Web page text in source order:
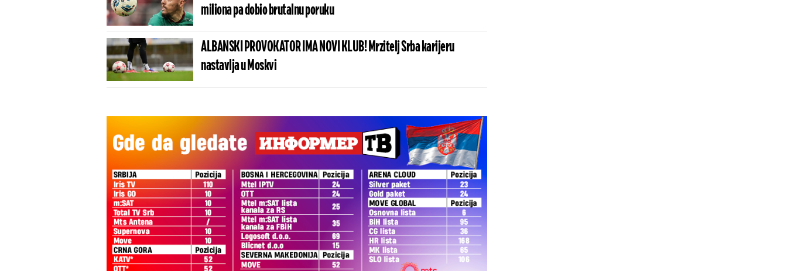
miliona pa dobio brutalnu poruku
ALBANSKI PROVOKATOR IMA NOVI KLUB! Mrzitelj Srba karijeru
nastavlja u Moskvi